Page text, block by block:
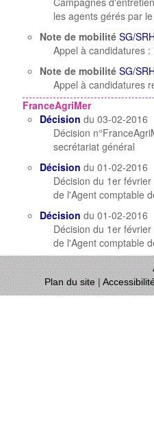
les agents gérés par
Note de mobilité SG/
Appel à candidatures
Note de mobilité SG/
Appel à candidatures
FranceAgriMer
Décision du 03-02-2016
Décision
secrétariat général
Décision du 01-02-2016
Décision du 1er
de l'Agent comptable
Décision du 01-02-2016
Décision du 1er
de l'Agent comptable
Plan du site|